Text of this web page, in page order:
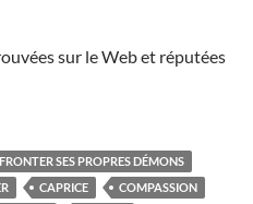
sur le Web et réputées
SES PROPRES DÉMONS
CAPRICE
COMPASSION